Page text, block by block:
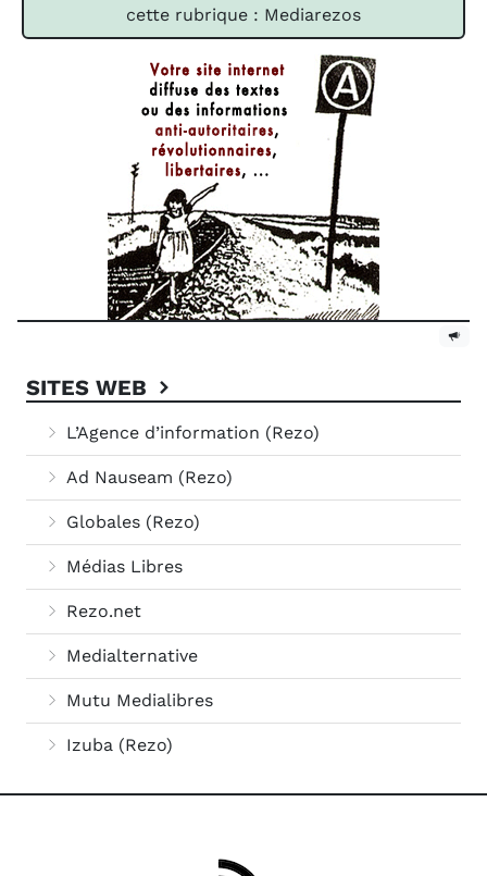
cette rubrique : Mediarezos
SITES WEB
L’Agence d’information (Rezo)
Ad Nauseam (Rezo)
Globales (Rezo)
Médias Libres
Rezo.net
Medialternative
Mutu Medialibres
Izuba (Rezo)